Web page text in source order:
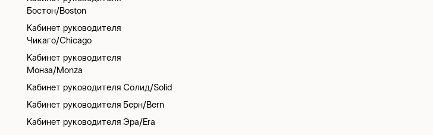
Бостон/Boston
Кабинет руководителя
Чикаго/Chicago
Кабинет руководителя
Монза/Monza
Кабинет руководителя Солид/Solid
Кабинет руководителя Берн/Bern
Кабинет руководителя Эра/Era